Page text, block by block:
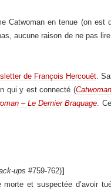
Catwoman en tenue (on est
aucune raison de ne pas
de François Hercouët.
qui y est connecté (
– Le Dernier Braquage .
ups #759-762)]
morte et suspectée d’avoir